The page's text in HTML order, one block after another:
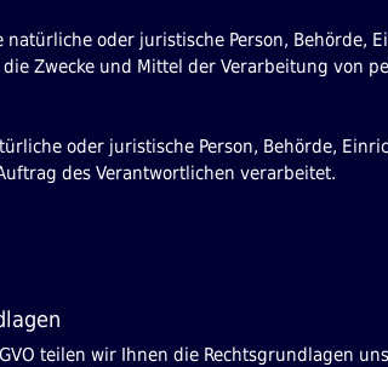
natürliche oder juristische Person, Behörde,
Zwecke und Mittel der Verarbeitung von
oder juristische Person, Behörde,
des Verantwortlichen verarbeitet.
teilen wir Ihnen die Rechtsgrundlagen